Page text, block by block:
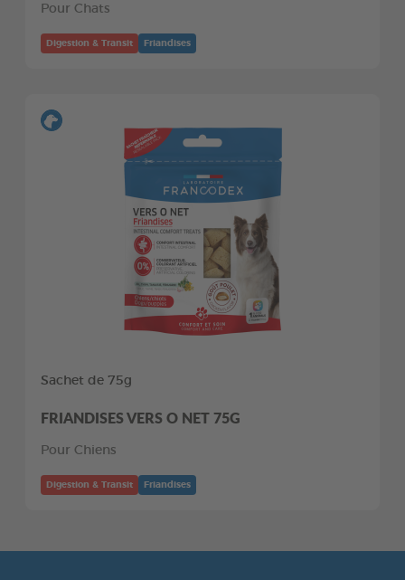
Pour Chats
Digestion & Transit Friandises
Sachet de 75g
FRIANDISES VERS O NET 75G
Pour Chiens
Digestion & Transit Friandises